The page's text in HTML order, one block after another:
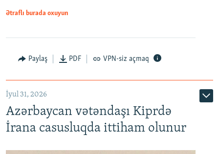
Ətraflı burada oxuyun
Paylaş PDF VPN-siz açmaq
İyul 31, 2026
Azərbaycan vətəndaşı Kiprdə
İrana casusluqda ittiham olunur